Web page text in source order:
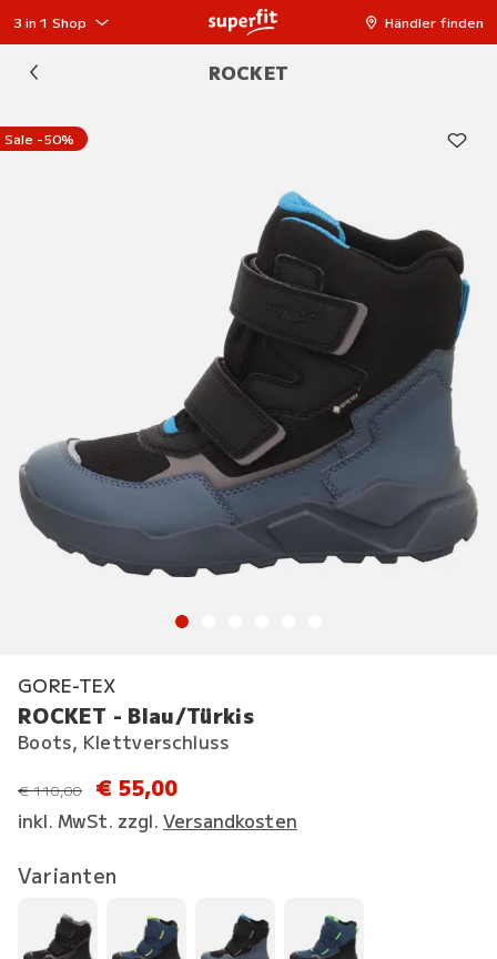
3 in 1 Shop Händler finden
ROCKET
Sale -50%
GORE-TEX
ROCKET - Blau/Türkis
Boots, Klettverschluss
statt
€ 110,00 € 55,00
inkl. MwSt. zzgl. Versandkosten
Varianten